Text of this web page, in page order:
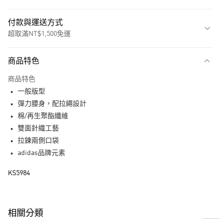
付款與運送方式
超取滿NT$1,500免運
LINE Pay
每筆NT$80，滿NT$1,500(含以上)免運費
每筆NT$80，滿NT$1,500(含以上)免運費
商品特色
商品特色
一般版型
彈力腰身，配拉繩設計
棉/再生聚酯纖維
雙面針織工藝
拉鍊兩側口袋
adidas品牌元素
KS5984
相關分類